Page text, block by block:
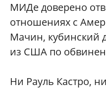
МИДе доверено
отношениях с
Мачин, кубинский
из США по
Ни Рауль Кастро,